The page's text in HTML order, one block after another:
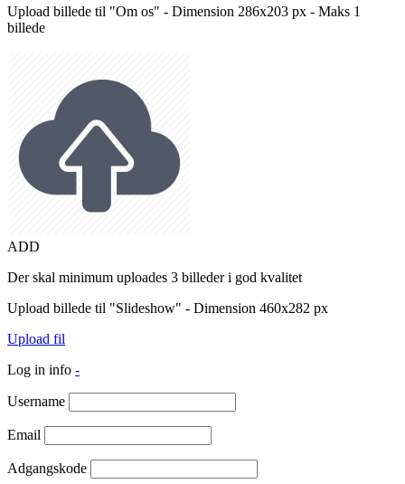
Upload billede til "Om os" - Dimension 286x203 px - Maks 1
billede
ADD
Der skal minimum uploades 3 billeder i god kvalitet
Upload billede til "Slideshow" - Dimension 460x282 px
Upload fil
Log in info -
Username
Email
Adgangskode